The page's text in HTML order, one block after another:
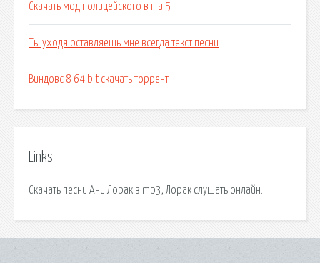
Скачать мод полицейского в гта 5
Ты уходя оставляешь мне всегда текст песни
Виндовс 8 64 bit скачать торрент
Links
Скачать песни Ани Лорак в mp3, Лорак слушать онлайн.